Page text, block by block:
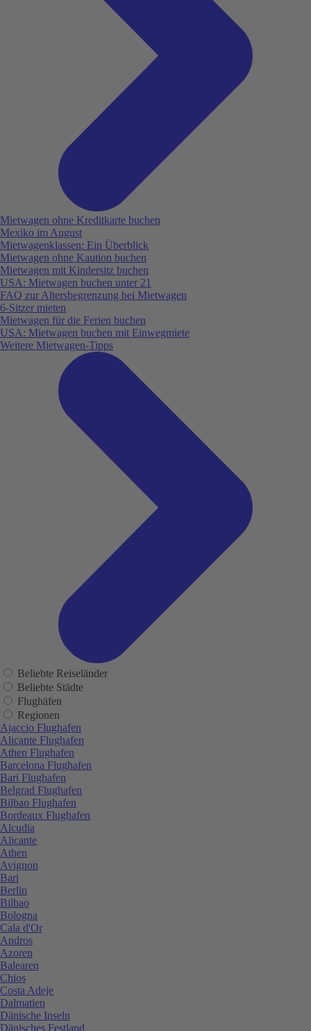
Mietwagen ohne Kreditkarte buchen
Mexiko im August
Mietwagenklassen: Ein Überblick
Mietwagen ohne Kaution buchen
Mietwagen mit Kindersitz buchen
USA: Mietwagen buchen unter 21
FAQ zur Altersbegrenzung bei Mietwagen
6-Sitzer mieten
Mietwagen für die Ferien buchen
USA: Mietwagen buchen mit Einwegmiete
Weitere Mietwagen-Tipps
Beliebte Reiseländer
Beliebte Städte
Flughäfen
Regionen
Ajaccio Flughafen
Alicante Flughafen
Athen Flughafen
Barcelona Flughafen
Bari Flughafen
Belgrad Flughafen
Bilbao Flughafen
Bordeaux Flughafen
Alcudia
Alicante
Athen
Avignon
Bari
Berlin
Bilbao
Bologna
Cala d'Or
Andros
Azoren
Balearen
Chios
Costa Adeje
Dalmatien
Dänische Inseln
Dänisches Festland